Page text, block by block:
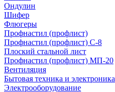
Ондулин
Шифер
Флюгеры
Профнастил (профлист)
Профнастил (профлист) С-8
Плоский стальной лист
Профнастил (профлист) МП-20
Вентиляция
Бытовая техника и электроника
Электрооборудование